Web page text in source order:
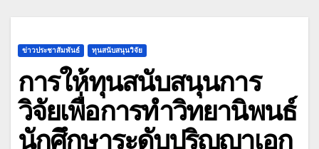
ข่าวประชาสัมพันธ์ ทุนสนับสนุนวิจัย
การให้ทุนสนับสนุนการ
วิจัยเพื่อการทำวิทยานิพนธ์
นักศึกษาระดับปริญญาเอก